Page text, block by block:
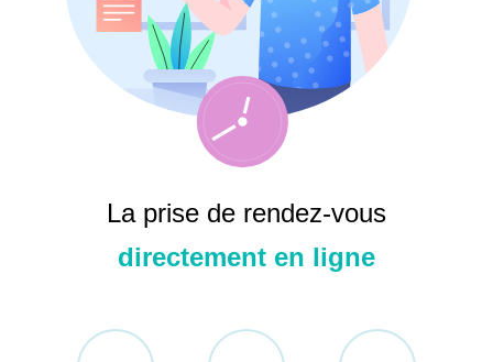
La prise de rendez-vous
directement en ligne